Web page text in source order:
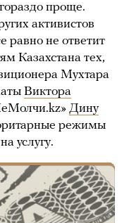
проще.
активистов
равно не ответит
Казахстана тех,
Мухтара
Виктора
Дину
режимы
услугу.